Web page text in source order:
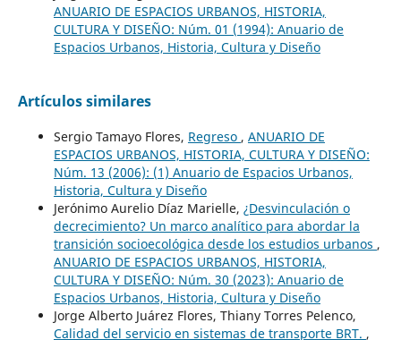
ANUARIO DE ESPACIOS URBANOS, HISTORIA,
CULTURA Y DISEÑO: Núm. 01 (1994): Anuario de
Espacios Urbanos, Historia, Cultura y Diseño
Artículos similares
Sergio Tamayo Flores, Regreso , ANUARIO DE
ESPACIOS URBANOS, HISTORIA, CULTURA Y DISEÑO:
Núm. 13 (2006): (1) Anuario de Espacios Urbanos,
Historia, Cultura y Diseño
Jerónimo Aurelio Díaz Marielle, ¿Desvinculación o
decrecimiento? Un marco analítico para abordar la
transición socioecológica desde los estudios urbanos ,
ANUARIO DE ESPACIOS URBANOS, HISTORIA,
CULTURA Y DISEÑO: Núm. 30 (2023): Anuario de
Espacios Urbanos, Historia, Cultura y Diseño
Jorge Alberto Juárez Flores, Thiany Torres Pelenco,
Calidad del servicio en sistemas de transporte BRT. ,